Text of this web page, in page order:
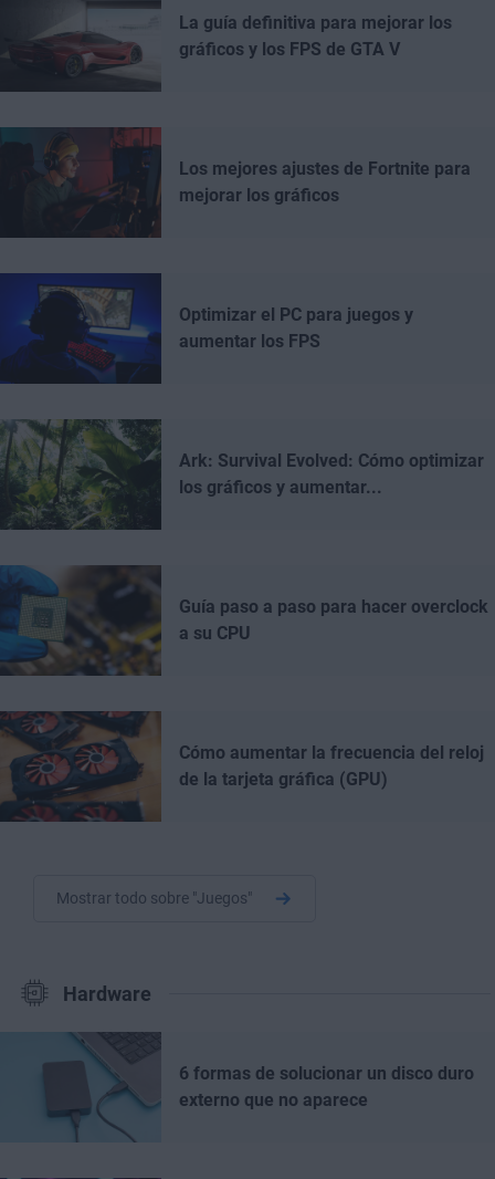
La guía definitiva para mejorar los
gráficos y los FPS de GTA V
Los mejores ajustes de Fortnite para
mejorar los gráficos
Optimizar el PC para juegos y
aumentar los FPS
Ark: Survival Evolved: Cómo optimizar
los gráficos y aumentar...
Guía paso a paso para hacer overclock
a su CPU
Cómo aumentar la frecuencia del reloj
de la tarjeta gráfica (GPU)
Mostrar todo sobre "Juegos"
Hardware
6 formas de solucionar un disco duro
externo que no aparece